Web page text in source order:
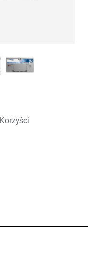
Korzyści